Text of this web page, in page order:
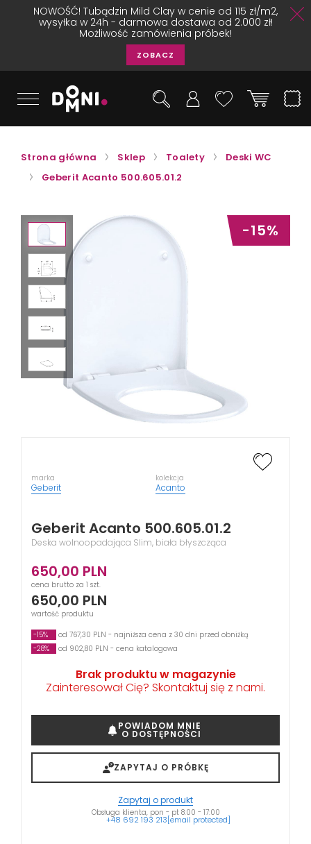
NOWOŚĆ! Tubądzin Mild Clay w cenie od 115 zł/m2,
wysyłka w 24h - darmowa dostawa od 2.000 zł!
Możliwość zamówienia próbek!
ZOBACZ
Strona główna Sklep Toalety
Deski WC
Geberit Acanto 500.605.01.2
-15%
marka
Geberit
kolekcja
Acanto
Geberit Acanto 500.605.01.2
Deska wolnoopadająca Slim, biała błyszcząca
650,00 PLN
cena brutto za 1 szt.
650,00 PLN
wartość produktu
-15%
od 767,30 PLN - najniższa cena z 30 dni przed obniżką
-28%
od 902,80 PLN - cena katalogowa
Brak produktu w magazynie
Zainteresował Cię? Skontaktuj się z nami.
POWIADOM MNIE
O DOSTĘPNOŚCI
ZAPYTAJ O PRÓBKĘ
Zapytaj o produkt
Obsługa klienta, pon - pt 8:00 - 17:00
+48 692 193 213[email protected]